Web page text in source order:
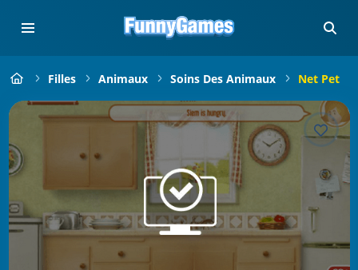
Filles Animaux Soins Des Animaux Net Pet